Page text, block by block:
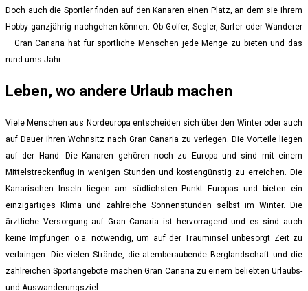
Doch auch die Sportler finden auf den Kanaren einen Platz, an dem sie ihrem
Hobby ganzjährig nachgehen können. Ob Golfer, Segler, Surfer oder Wanderer
– Gran Canaria hat für sportliche Menschen jede Menge zu bieten und das
rund ums Jahr.
Leben, wo andere Urlaub machen
Viele Menschen aus Nordeuropa entscheiden sich über den Winter oder auch
auf Dauer ihren Wohnsitz nach Gran Canaria zu verlegen. Die Vorteile liegen
auf der Hand. Die Kanaren gehören noch zu Europa und sind mit einem
Mittelstreckenflug in wenigen Stunden und kostengünstig zu erreichen. Die
Kanarischen Inseln liegen am südlichsten Punkt Europas und bieten ein
einzigartiges Klima und zahlreiche Sonnenstunden selbst im Winter. Die
ärztliche Versorgung auf Gran Canaria ist hervorragend und es sind auch
keine Impfungen o.ä. notwendig, um auf der Trauminsel unbesorgt Zeit zu
verbringen. Die vielen Strände, die atemberaubende Berglandschaft und die
zahlreichen Sportangebote machen Gran Canaria zu einem beliebten Urlaubs-
und Auswanderungsziel.